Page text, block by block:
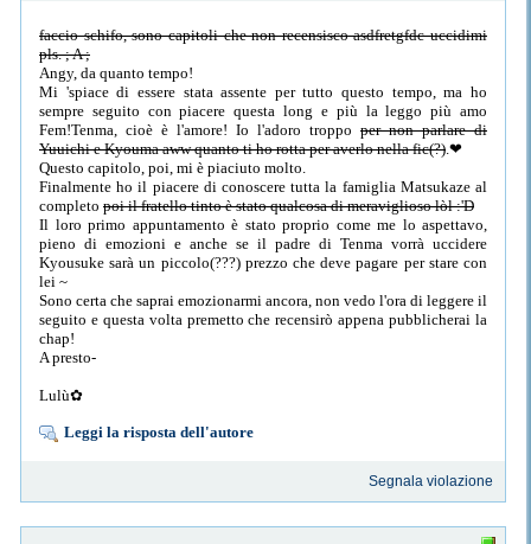
faccio schifo, sono capitoli che non recensisco asdfretgfdc uccidimi
pls. ; A ;
Angy, da quanto tempo!
Mi 'spiace di essere stata assente per tutto questo tempo, ma ho
sempre seguito con piacere questa long e più la leggo più amo
Fem!Tenma, cioè è l'amore! Io l'adoro troppo per non parlare di
Yuuichi e Kyouma aww quanto ti ho rotta per averlo nella fic(?) .❤
Questo capitolo, poi, mi è piaciuto molto.
Finalmente ho il piacere di conoscere tutta la famiglia Matsukaze al
completo poi il fratello tinto è stato qualcosa di meraviglioso lòl :'D
Il loro primo appuntamento è stato proprio come me lo aspettavo,
pieno di emozioni e anche se il padre di Tenma vorrà uccidere
Kyousuke sarà un piccolo(???) prezzo che deve pagare per stare con
lei ~
Sono certa che saprai emozionarmi ancora, non vedo l'ora di leggere il
seguito e questa volta premetto che recensirò appena pubblicherai la
chap!
A presto-
Lulù✿
Leggi la risposta dell'autore
Segnala violazione